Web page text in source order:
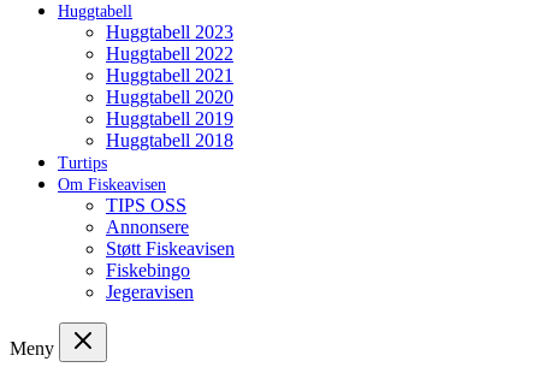
Huggtabell
Huggtabell 2023
Huggtabell 2022
Huggtabell 2021
Huggtabell 2020
Huggtabell 2019
Huggtabell 2018
Turtips
Om Fiskeavisen
TIPS OSS
Annonsere
Støtt Fiskeavisen
Fiskebingo
Jegeravisen
Meny